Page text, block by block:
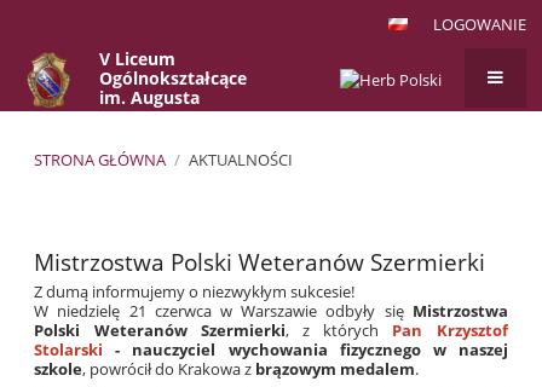
LOGOWANIE
V Liceum
Ogólnokształcące
im. Augusta
Witkowskiego
STRONA GŁÓWNA / AKTUALNOŚCI
Mistrzostwa Polski Weteranów Szermierki
Z dumą informujemy o niezwykłym sukcesie!
W niedzielę 21 czerwca w Warszawie odbyły się Mistrzostwa
Polski Weteranów Szermierki, z których Pan Krzysztof
Stolarski - nauczyciel wychowania fizycznego w naszej
szkole, powrócił do Krakowa z brązowym medalem.